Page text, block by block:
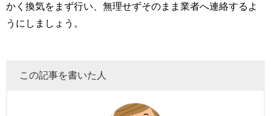
かく換気をまず行い、無理せずそのまま業者へ連絡するよ
うにしましょう。
この記事を書いた人